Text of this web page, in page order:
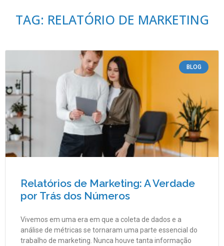
TAG: RELATÓRIO DE MARKETING
BLOG
Relatórios de Marketing: A Verdade
por Trás dos Números
Vivemos em uma era em que a coleta de dados e a
análise de métricas se tornaram uma parte essencial do
trabalho de marketing. Nunca houve tanta informação